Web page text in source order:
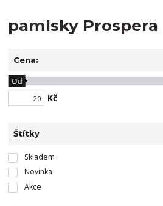
pamlsky Prospera
Cena:
Kč
Od
Štítky
Skladem
Novinka
Akce